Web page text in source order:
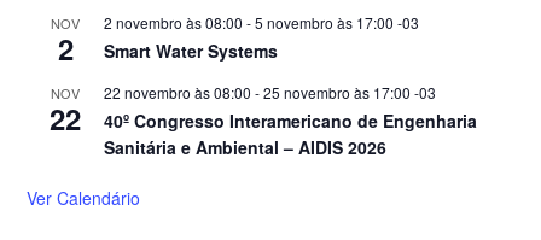
NOV
2
2 novembro às 08:00 -5 novembro às 17:00 -03
Smart Water Systems
NOV
22
22 novembro às 08:00 -25 novembro às 17:00 -03
40º Congresso Interamericano de Engenharia
Sanitária e Ambiental – AIDIS 2026
Ver Calendário